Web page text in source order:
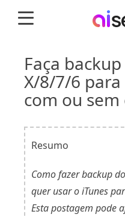
Faça
X/8/7/6 para
com ou sem
Resumo
Como fazer backup
quer usar o iTunes
Esta postagem pode